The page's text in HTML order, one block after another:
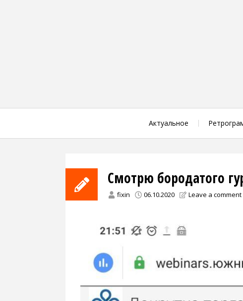
Актуальное
Смотрю бородатого
fixin 06.10.2020 Leave a comment